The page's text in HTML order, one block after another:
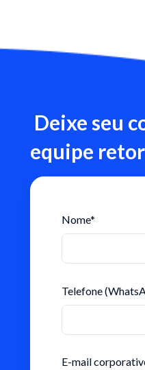
Deixe seu
equipe
Nome*
Telefone
E-mail